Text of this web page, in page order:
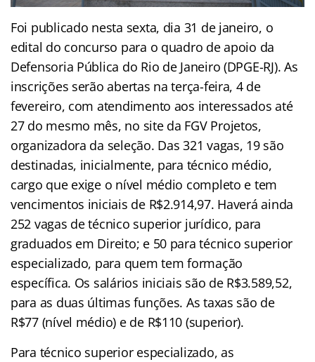
Foi publicado nesta sexta, dia 31 de janeiro, o
edital do concurso para o quadro de apoio da
Defensoria Pública do Rio de Janeiro (DPGE-RJ). As
inscrições serão abertas na terça-feira, 4 de
fevereiro, com atendimento aos interessados até
27 do mesmo mês, no site da FGV Projetos,
organizadora da seleção. Das 321 vagas, 19 são
destinadas, inicialmente, para técnico médio,
cargo que exige o nível médio completo e tem
vencimentos iniciais de R$2.914,97. Haverá ainda
252 vagas de técnico superior jurídico, para
graduados em Direito; e 50 para técnico superior
especializado, para quem tem formação
específica. Os salários iniciais são de R$3.589,52,
para as duas últimas funções. As taxas são de
R$77 (nível médio) e de R$110 (superior).
Para técnico superior especializado, as